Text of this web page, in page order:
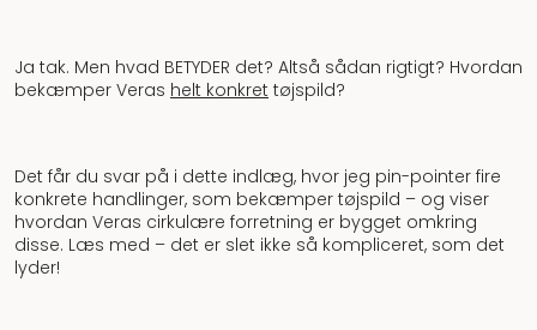
Ja tak. Men hvad BETYDER det? Altså sådan rigtigt? Hvordan
bekæmper Veras helt konkret tøjspild?
Det får du svar på i dette indlæg, hvor jeg pin-pointer fire
konkrete handlinger, som bekæmper tøjspild – og viser
hvordan Veras cirkulære forretning er bygget omkring
disse. Læs med – det er slet ikke så kompliceret, som det
lyder!